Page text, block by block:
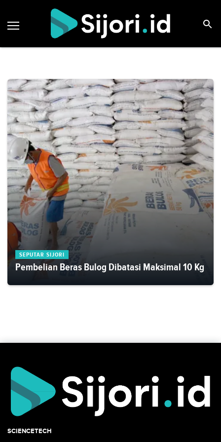
SEPUTAR SIJORI
Pembelian Beras Bulog Dibatasi Maksimal 10 Kg
SCIENCETECH